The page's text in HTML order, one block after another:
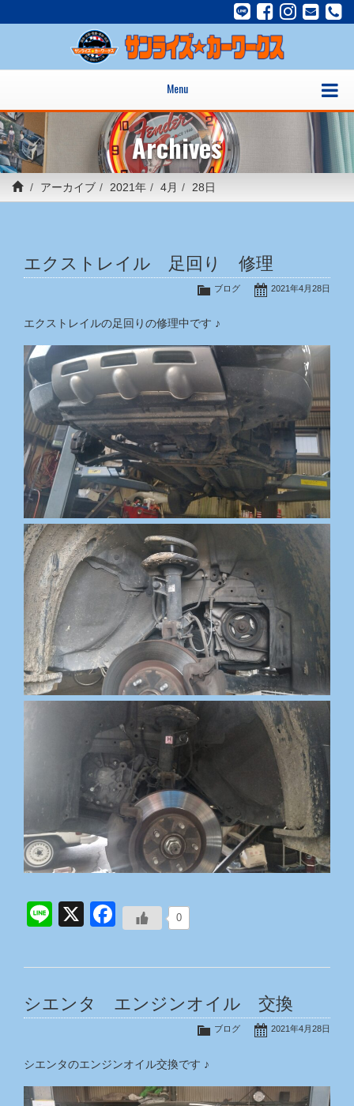
Menu
Archives
アーカイブ 2021年 4月 28日
エクストレイル 足回り 修理
2021年4月28日
ブログ
エクストレイルの足回りの修理中です ♪
0
Line
X Facebook
シエンタ エンジンオイル 交換
2021年4月28日
ブログ
シエンタのエンジンオイル交換です ♪